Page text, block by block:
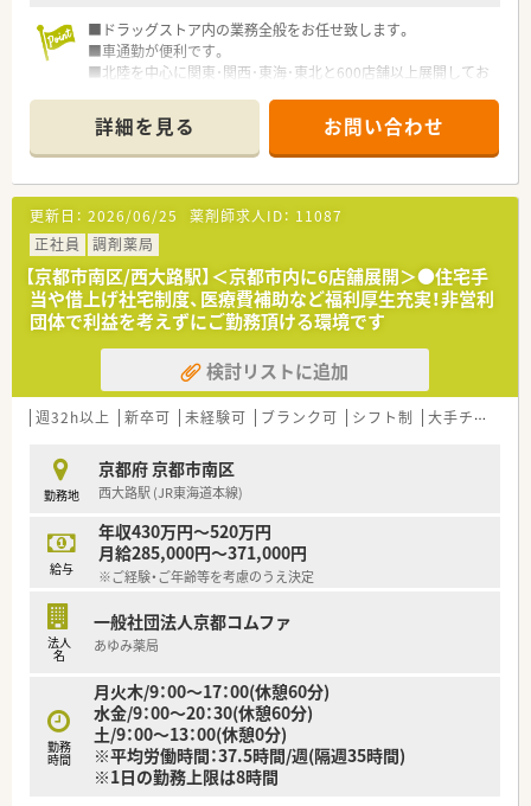
■ドラッグストア内の業務全般をお任せ致します。
■車通勤が便利です。
■北陸を中心に関東･関西･東海･東北と600店舗以上展開してお
す
詳細を見る お問い合わせ
更新日： 2026/06/25 薬剤師求人ID： 11087
正社員
調剤薬局
【京都市南区/西大路駅】＜京都市内に6店舗展開＞●住宅手
当や借上げ社宅制度、医療費補助など福利厚生充実！非営利
団体で利益を考えずにご勤務頂ける環境です
検討リストに追加
週32h以上 新卒可 未経験可 ブランク可 シフト制 大手チェーン以外
勤務地
京都府 京都市南区
西大路駅 (JR東海道本線)
給与
年収430万円～520万円
月給285,000円～371,000円
※ご経験・ご年齢等を考慮のうえ決定
法人
名
一般社団法人京都コムファ
あゆみ薬局
勤務
時間
月火木/9：00～17：00(休憩60分)
水金/9：00～20：30(休憩60分)
土/9：00～13：00(休憩0分)
※平均労働時間：37.5時間/週(隔週35時間)
※1日の勤務上限は8時間